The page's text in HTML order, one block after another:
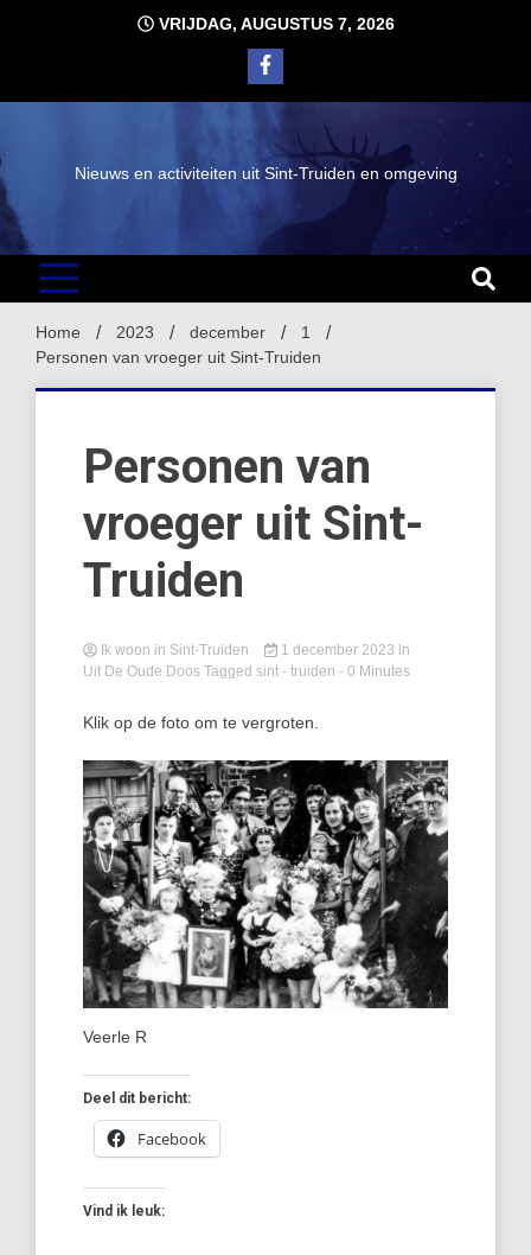
VRIJDAG, AUGUSTUS 7, 2026
Nieuws en activiteiten uit Sint-Truiden en omgeving
Home 2023 december
1
Personen van vroeger uit Sint-Truiden
Personen van
vroeger uit Sint-
Truiden
Ik woon in Sint-Truiden 1 december 2023 in
Uit De Oude Doos Tagged sint - truiden - 0 Minutes
Klik op de foto om te vergroten.
Veerle R
Deel dit bericht:
Facebook
Vind ik leuk: